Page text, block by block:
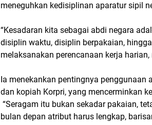
meneguhkan kedisiplinan aparatur sipil
“Kesadaran kita sebagai abdi negara
disiplin waktu, disiplin berpakaian,
melaksanakan perencanaan kerja
Ia menekankan pentingnya penggunaan
dan kopiah Korpri, yang mencerminkan
“Seragam itu bukan sekadar pakaian,
bulan depan atribut harus lengkap,